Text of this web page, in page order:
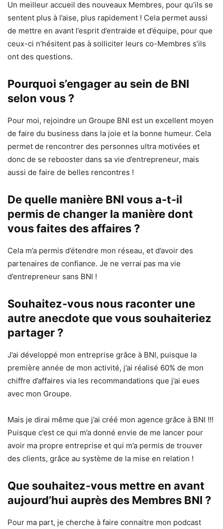
Un meilleur accueil des nouveaux Membres, pour qu’ils se
sentent plus à l’aise, plus rapidement ! Cela permet aussi
de mettre en avant l’esprit d’entraide et d’équipe, pour que
ceux-ci n’hésitent pas à solliciter leurs co-Membres s’ils
ont des questions.
Pourquoi s’engager au sein de BNI
selon vous ?
Pour moi, rejoindre un Groupe BNI est un excellent moyen
de faire du business dans la joie et la bonne humeur. Cela
permet de rencontrer des personnes ultra motivées et
donc de se rebooster dans sa vie d’entrepreneur, mais
aussi de faire de belles rencontres !
De quelle manière BNI vous a-t-il
permis de changer la manière dont
vous faites des affaires ?
Cela m’a permis d’étendre mon réseau, et d’avoir des
partenaires de confiance. Je ne verrai pas ma vie
d’entrepreneur sans BNI !
Souhaitez-vous nous raconter une
autre anecdote que vous souhaiteriez
partager ?
J’ai développé mon entreprise grâce à BNI, puisque la
première année de mon activité, j’ai réalisé 60% de mon
chiffre d’affaires via les recommandations que j’ai eues
avec mon Groupe.
Mais je dirai même que j’ai créé mon agence grâce à BNI !!!
Puisque c’est ce qui m’a donné envie de me lancer pour
avoir ma propre entreprise et qui m’a permis de trouver
des clients, grâce au système de la mise en relation !
Que souhaitez-vous mettre en avant
aujourd’hui auprès des Membres BNI ?
Pour ma part, je cherche à faire connaitre mon podcast